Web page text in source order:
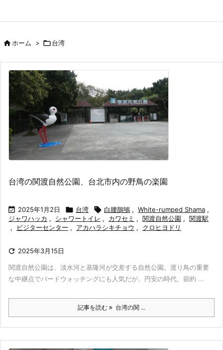
ホーム > 台湾
台湾の関渡自然公園、台北市内の野鳥の楽園
 2025年1月2日  台湾  白腰鵲鴝 , White-rumped Shama ,
ジャワハッカ , シャワートイレ , カワセミ , 関渡自然公園 , 関渡駅
,
ビジターセンター , アカハラシキチョウ , クロヒヨドリ
 2025年3月15日
関渡自然公園は、淡水河と基隆河が交差する自然公園。渡り鳥の重要
な中継点でバードウォッチングにも人気だが、円安の時代、節約 ...
記事を読む 台湾の関 ...